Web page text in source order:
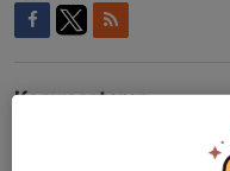
Kommentarer